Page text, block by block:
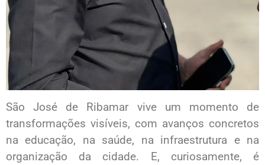
São José de Ribamar vive um momento de
transformações visíveis, com avanços concretos
na educação, na saúde, na infraestrutura e na
organização da cidade. E, curiosamente, é